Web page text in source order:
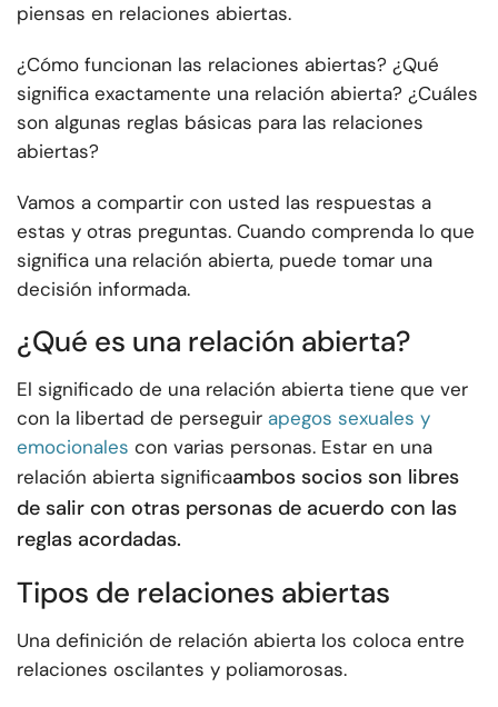
piensas en relaciones abiertas.
¿Cómo funcionan las relaciones abiertas? ¿Qué
significa exactamente una relación abierta? ¿Cuáles
son algunas reglas básicas para las relaciones
abiertas?
Vamos a compartir con usted las respuestas a
estas y otras preguntas. Cuando comprenda lo que
significa una relación abierta, puede tomar una
decisión informada.
¿Qué es una relación abierta?
El significado de una relación abierta tiene que ver
con la libertad de perseguir apegos sexuales y
emocionales con varias personas. Estar en una
relación abierta significaambos socios son libres
de salir con otras personas de acuerdo con las
reglas acordadas.
Tipos de relaciones abiertas
Una definición de relación abierta los coloca entre
relaciones oscilantes y poliamorosas.